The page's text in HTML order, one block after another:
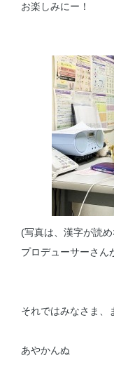
お楽しみにー！
(写真は、漢字が読
プロデューサーさん
それではみなさま、
あやかんぬ